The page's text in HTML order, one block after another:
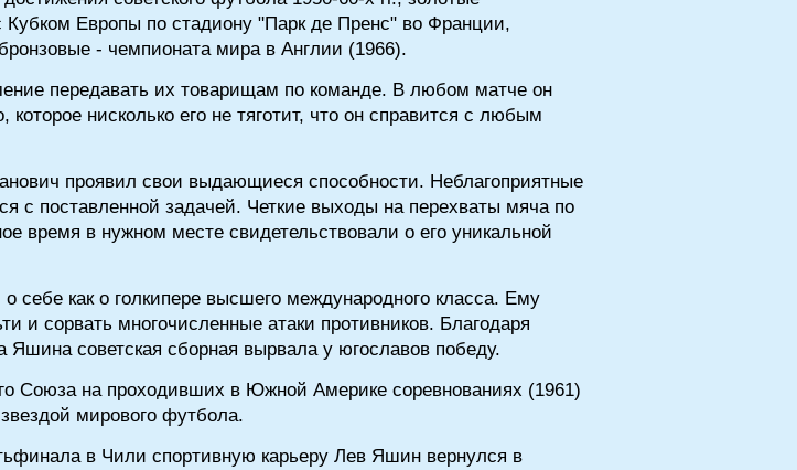
Европы по стадиону "Парк де Пренс" во Франции,
- чемпионата мира в Англии (1966).
передавать их товарищам по команде. В любом матче он
нисколько его не тяготит, что он справится с любым
проявил свои выдающиеся способности. Неблагоприятные
с поставленной задачей. Четкие выходы на перехваты мяча по
время в нужном месте свидетельствовали о его уникальной
себе как о голкипере высшего международного класса. Ему
и сорвать многочисленные атаки противников. Благодаря
советская сборная вырвала у югославов победу.
Союза на проходивших в Южной Америке соревнованиях (1961)
мирового футбола.
в Чили спортивную карьеру Лев Яшин вернулся в